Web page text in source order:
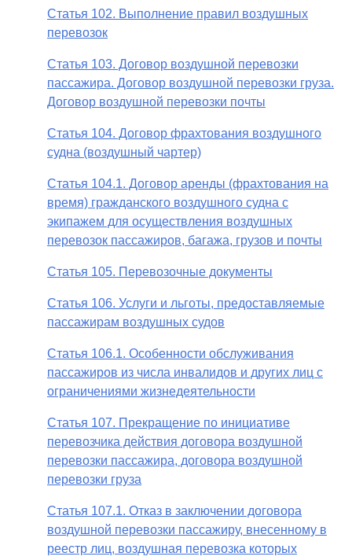
Статья 102. Выполнение правил воздушных
перевозок
Статья 103. Договор воздушной перевозки
пассажира. Договор воздушной перевозки груза.
Договор воздушной перевозки почты
Статья 104. Договор фрахтования воздушного
судна (воздушный чартер)
Статья 104.1. Договор аренды (фрахтования на
время) гражданского воздушного судна с
экипажем для осуществления воздушных
перевозок пассажиров, багажа, грузов и почты
Статья 105. Перевозочные документы
Статья 106. Услуги и льготы, предоставляемые
пассажирам воздушных судов
Статья 106.1. Особенности обслуживания
пассажиров из числа инвалидов и других лиц с
ограничениями жизнедеятельности
Статья 107. Прекращение по инициативе
перевозчика действия договора воздушной
перевозки пассажира, договора воздушной
перевозки груза
Статья 107.1. Отказ в заключении договора
воздушной перевозки пассажиру, внесенному в
реестр лиц, воздушная перевозка которых